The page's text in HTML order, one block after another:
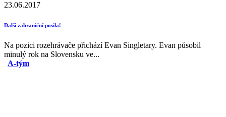
23.06.2017
Další zahraniční posila!
Na pozici rozehrávače přichází Evan Singletary. Evan působil
minulý rok na Slovensku ve...
A-tým